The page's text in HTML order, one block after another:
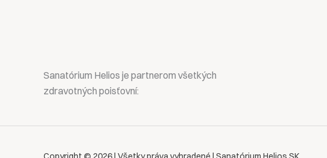
Sanatórium Helios je partnerom všetkých
zdravotných poisťovní: